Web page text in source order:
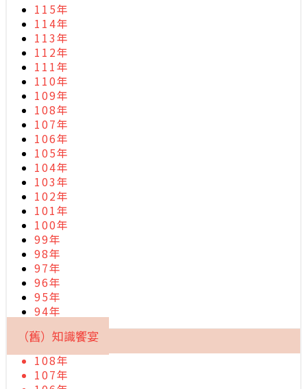
115年
114年
113年
112年
111年
110年
109年
108年
107年
106年
105年
104年
103年
102年
101年
100年
99年
98年
97年
96年
95年
94年
（舊）知識饗宴
108年
107年